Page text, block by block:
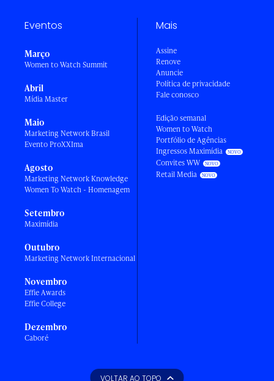
Eventos
Março
Women to Watch Summit
Abril
Mídia Master
Maio
Marketing Network Brasil
Evento ProXXIma
Agosto
Marketing Network Knowledge
Women To Watch - Homenagem
Setembro
Maximídia
Outubro
Marketing Network Internacional
Novembro
Effie Awards
Effie College
Dezembro
Caboré
Mais
Assine
Renove
Anuncie
Política de privacidade
Fale conosco
Edição semanal
Women to Watch
Portfólio de Agências
Ingressos Maximídia
Convites WW
Retail Media
VOLTAR AO TOPO